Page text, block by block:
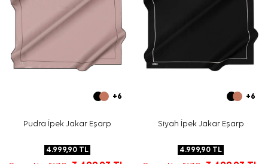
+6
Pudra İpek Jakar Eşarp
4.999,90TL
+6
Siyah İpek Jakar Eşarp
4.999,90 TL